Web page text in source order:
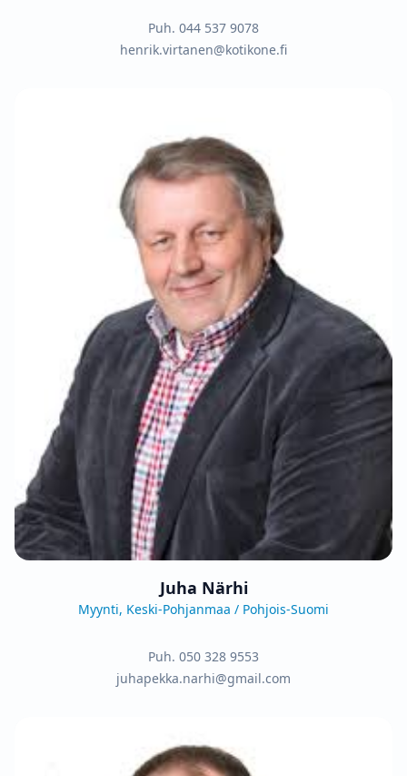
Puh. 044 537 9078
henrik.virtanen@kotikone.fi
Juha Närhi
Myynti, Keski-Pohjanmaa / Pohjois-Suomi
Puh. 050 328 9553
juhapekka.narhi@gmail.com